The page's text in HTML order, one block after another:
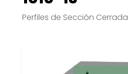
Perfiles de Sección Cerrada